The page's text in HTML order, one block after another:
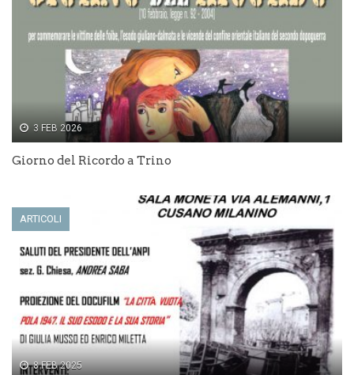
3 FEB 2026
Giorno del Ricordo a Trino
ARTICOLI
8 FEB 2025